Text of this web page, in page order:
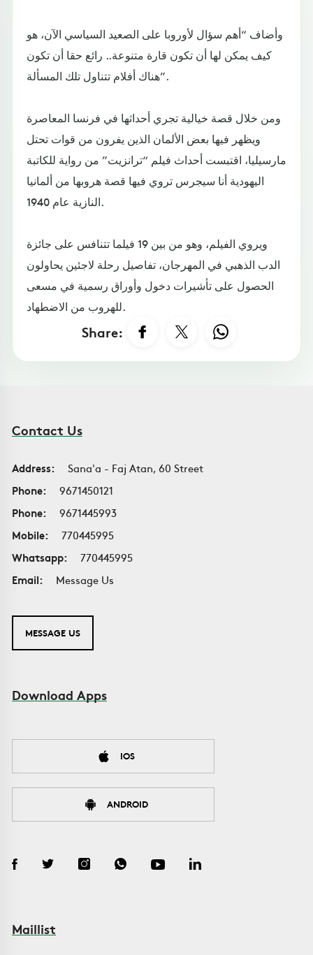
وأضاف “أهم سؤال لأوروبا على الصعيد السياسي الآن، هو
كيف يمكن لها أن تكون قارة متنوعة.. رائع حقا أن تكون
هناك أفلام تتناول تلك المسألة”.
ومن خلال قصة خيالية تجري أحداثها في فرنسا المعاصرة
ويظهر فيها بعض الألمان الذين يفرون من قوات تحتل
مارسيليا، اقتبست أحداث فيلم “ترانزيت” من رواية للكاتبة
اليهودية أنا سيجرس تروي فيها قصة هروبها من ألمانيا
النازية عام 1940.
ويروي الفيلم، وهو من بين 19 فيلما تتنافس على جائزة
الدب الذهبي في المهرجان، تفاصيل رحلة لاجئين يحاولون
الحصول على تأشيرات دخول وأوراق رسمية في مسعى
للهروب من الاضطهاد.
Share:
Contact Us
Address:
Sana'a - Faj Atan, 60 Street
Phone:
9671450121
Phone:
9671445993
Mobile:
770445995
Whatsapp:
770445995
Email:
Message Us
MESSAGE US
Download Apps
IOS
ANDROID
Maillist